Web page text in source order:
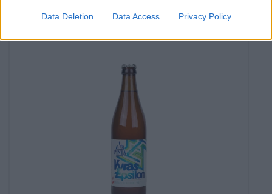
Data Deletion Data Access Privacy Policy
Loppuunmyyty